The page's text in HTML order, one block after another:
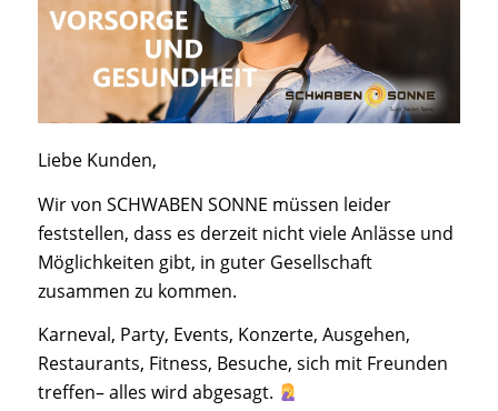
Liebe Kunden,
Wir von SCHWABEN SONNE müssen leider
feststellen, dass es derzeit nicht viele Anlässe und
Möglichkeiten gibt, in guter Gesellschaft
zusammen zu kommen.
Karneval, Party, Events, Konzerte, Ausgehen,
Restaurants, Fitness, Besuche, sich mit Freunden
treffen– alles wird abgesagt.